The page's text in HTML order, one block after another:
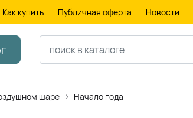
Как купить Публичная оферта Новости
шаре Начало года